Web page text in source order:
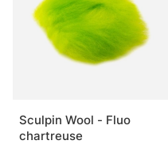
Sculpin Wool - Fluo
chartreuse